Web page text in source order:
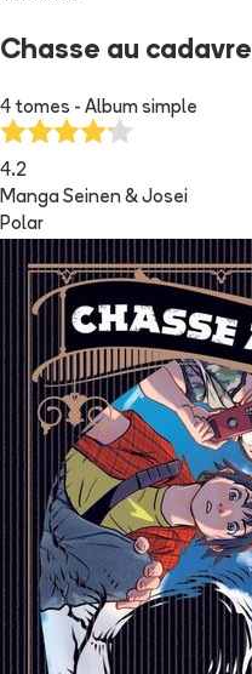
Chasse au cadavre
4 tomes - Album simple
4.2
Manga Seinen & Josei
Polar